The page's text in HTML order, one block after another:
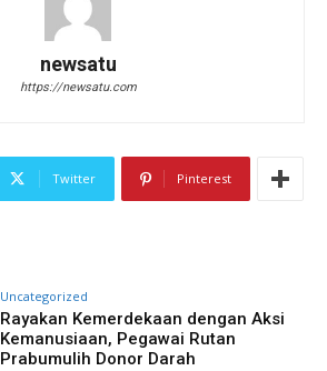
newsatu
https://newsatu.com
Twitter Pinterest
Uncategorized
Rayakan Kemerdekaan dengan Aksi
Kemanusiaan, Pegawai Rutan
Prabumulih Donor Darah